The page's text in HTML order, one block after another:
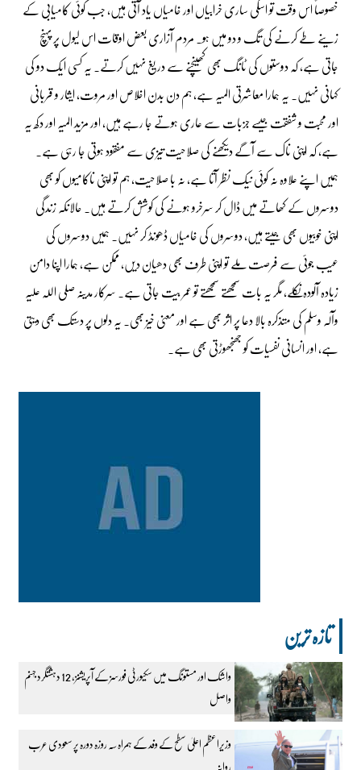
خصوصاً اس وقت تو اسکی ساری خرابیاں اور خامیاں یاد آتی ہیں، جب کوئی کامیابی کے
زینے طے کرنے کی تگ و دو میں ہو۔ مردم آزاری بعض اوقات اس لیول پر پہنچ
جاتی ہے، کہ دوستوں کی ٹانگ بھی کھینچنے سے دریغ نہیں کرتے۔ یہ کسی ایک دو کی
کہانی نہیں۔ یہ ہمارا معاشرتی المیہ ہے، ہم دن بدن اخلاص اور مروت، ایثار و قربانی
اور محبت و شفقت جیسے جزبات سے عاری ہوتے جا رہے ہیں، اور مزید المیہ اور دکھ یہ
ہے، کہ اپنی ناک سے آگے دیکھنے کی صلاحیت تیزی سے مفقود ہوتی جا رہی ہے۔
ہمیں اپنے علاوہ نہ کوئی نیک نظر آتا ہے، نہ با صلاحیت، ہم تو اپنی ناکامیوں کو بھی
دوسروں کے کھاتے میں ڈال کر سرخرو ہونے کی کوشش کرتے ہیں۔ حالانکہ زندگی
اپنی خوبیوں بھی جیتے ہیں، دوسروں کی خامیاں ڈھونڈ کر نہیں۔ ہمیں دوسروں کی
عیب جوئی سے فرصت ملے تو اپنی طرف بھی دھیان دیں، ممکن ہے، ہمارا اپنا دامن
زیادہ آلودہ نکلے، مگر یہ بات سمجھتے سمجھتے تو عمر بیت جاتی ہے۔ سرکار مدینہ صلی اللہ علیہ
وآلہ وسلم کی متذکرہ بالا دعا پر اثر بھی ہے اور معنی خیز بھی۔ یہ دلوں پر دستک بھی دیتی
ہے، اور انسانی نفسیات کو جھنجھوڑتی بھی ہے۔
تازہ ترین
واشک اور مستونگ میں سکیورٹی فورسز کے آپریشنز، 12 دہشتگرد جہنم
واصل
وزیراعظم اعلیٰ سطح کے وفد کے ہمراہ سہ روزہ دورہ پر سعودی عرب